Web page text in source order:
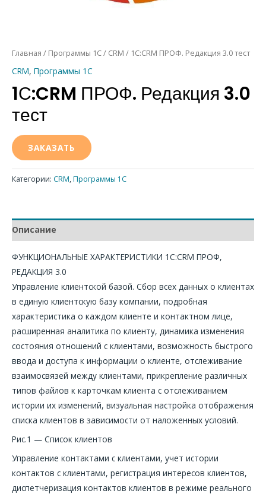
Главная / Программы 1С/ CRM / 1С:CRM ПРОФ. Редакция 3.0 тест
CRM, Программы 1С
1С:CRM ПРОФ. Редакция 3.0
тест
ЗАКАЗАТЬ
Категории: CRM,Программы 1С
Описание
ФУНКЦИОНАЛЬНЫЕ ХАРАКТЕРИСТИКИ 1С:CRM ПРОФ,
РЕДАКЦИЯ 3.0
Управление клиентской базой. Сбор всех данных о клиентах
в единую клиентскую базу компании, подробная
характеристика о каждом клиенте и контактном лице,
расширенная аналитика по клиенту, динамика изменения
состояния отношений с клиентами, возможность быстрого
ввода и доступа к информации о клиенте, отслеживание
взаимосвязей между клиентами, прикрепление различных
типов файлов к карточкам клиента с отслеживанием
истории их изменений, визуальная настройка отображения
списка клиентов в зависимости от наложенных условий.
Рис.1 — Список клиентов
Управление контактами с клиентами, учет истории
контактов с клиентами, регистрация интересов клиентов,
диспетчеризация контактов клиентов в режиме реального